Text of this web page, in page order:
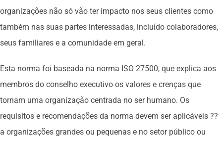
organizações não só vão ter impacto nos seus clientes como
também nas suas partes interessadas, incluído colaboradores,
seus familiares e a comunidade em geral.
Esta norma foi baseada na norma ISO 27500, que explica aos
membros do conselho executivo os valores e crenças que
tornam uma organização centrada no ser humano. Os
requisitos e recomendações da norma devem ser aplicáveis ??
a organizações grandes ou pequenas e no setor público ou